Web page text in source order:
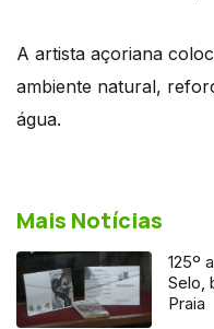
A artista açoriana
ambiente natural,
água.
Mais Notícias
125º
Selo,
Praia